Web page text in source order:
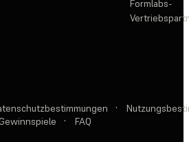
Formlabs-
·
· FAQ